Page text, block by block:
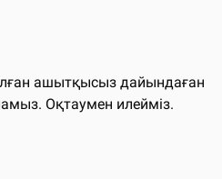
ашытқысыз дайындаған
Оқтаумен илейміз.